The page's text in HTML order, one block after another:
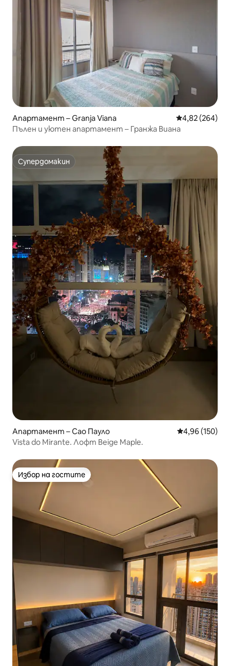
Апартамент – Granja Viana Средна
4,82 (264)
Пълен и уютен апартамент – Гранжа Виана
Супердомакин
Супердомакин
Апартамент – Сао Пауло Средна
4,96 (150)
Vista do Mirante. Лофт Beige Maple.
Избор на гостите
Избор на гостите